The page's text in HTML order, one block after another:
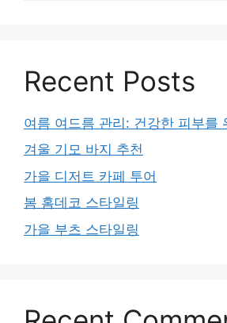
Recent Posts
여름 여드름 관리: 건강한 피부를
겨울 기모 바지 추천
가을 디저트 카페 투어
봄 홈데코 스타일링
가을 부츠 스타일링